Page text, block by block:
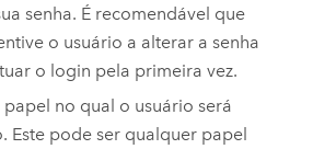
senha. É recomendável que
o usuário a alterar a senha
o login pela primeira vez.
papel no qual o usuário será
Este pode ser qualquer papel